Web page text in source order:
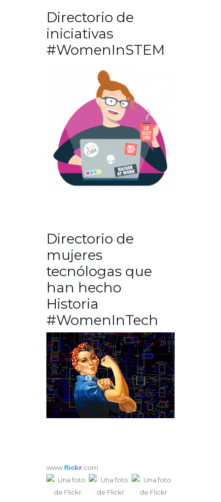
Directorio de
iniciativas
#WomenInSTEM
Directorio de
mujeres
tecnólogas que
han hecho
Historia
#WomenInTech
www.flickr .com